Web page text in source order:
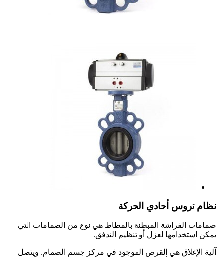
نظام تروس أحادي الحركة
صمامات الفراشة المبطنة بالمطاط هي نوع من الصمامات التي
يمكن استخدامها لعزل أو تنظيم التدفق.
آلية الإغلاق هي القرص الموجود في مركز جسم الصمام. ويتصل